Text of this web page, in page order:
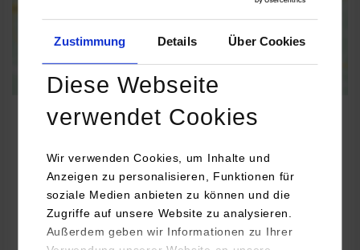
Zustimmung Details Über Cookies
Diese Webseite
verwendet Cookies
Wir verwenden Cookies, um Inhalte und
Anzeigen zu personalisieren, Funktionen für
soziale Medien anbieten zu können und die
Zugriffe auf unsere Website zu analysieren.
Außerdem geben wir Informationen zu Ihrer
Maschinenbau / Versorgungs- und Energiemanagement
Krebser und Freyler Planungsbüro GmbH
Tscheulinstr. 2a